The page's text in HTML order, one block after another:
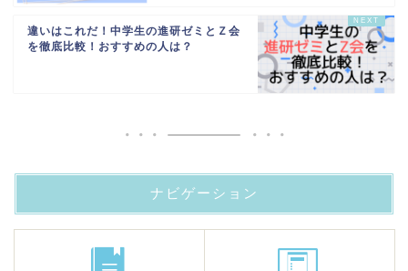
違いはこれだ！中学生の進研ゼミとＺ会
を徹底比較！おすすめの人は？
ナビゲーション